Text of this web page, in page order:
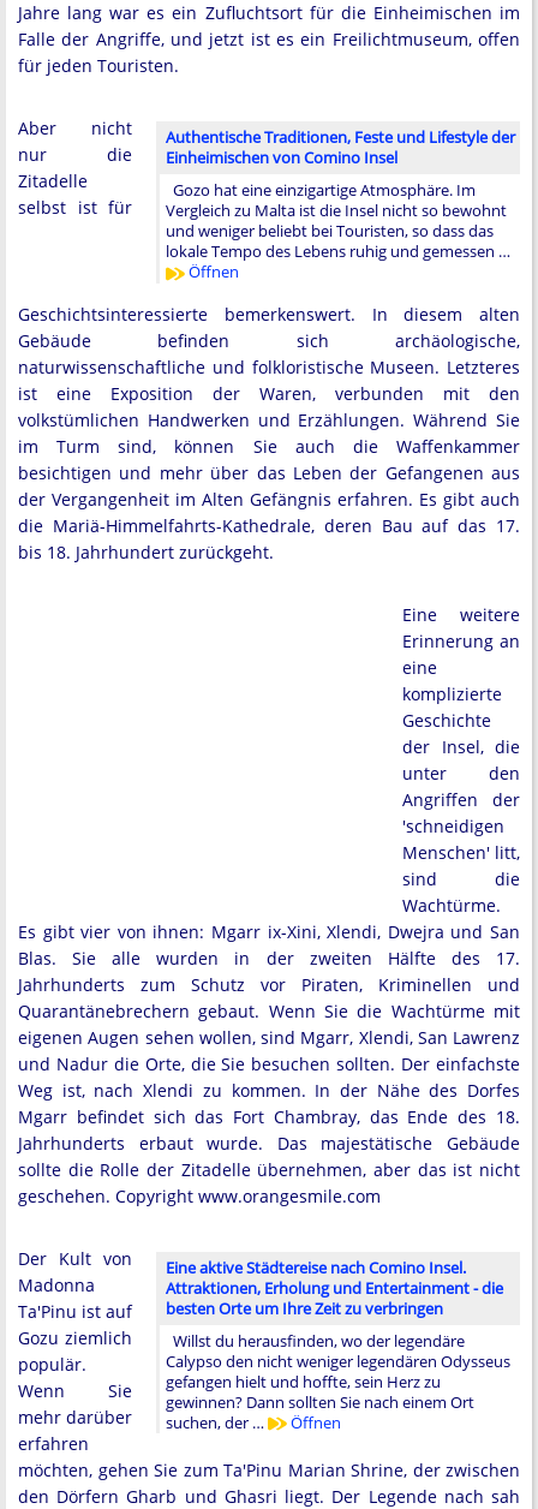
Jahre lang war es ein Zufluchtsort für die Einheimischen im
Falle der Angriffe, und jetzt ist es ein Freilichtmuseum, offen
für jeden Touristen.
Authentische Traditionen, Feste und Lifestyle der
Einheimischen von Comino Insel
Gozo hat eine einzigartige Atmosphäre. Im
Vergleich zu Malta ist die Insel nicht so bewohnt
und weniger beliebt bei Touristen, so dass das
lokale Tempo des Lebens ruhig und gemessen …
Öffnen
Aber nicht
nur die
Zitadelle
selbst ist für
Geschichtsinteressierte bemerkenswert. In diesem alten
Gebäude befinden sich archäologische,
naturwissenschaftliche und folkloristische Museen. Letzteres
ist eine Exposition der Waren, verbunden mit den
volkstümlichen Handwerken und Erzählungen. Während Sie
im Turm sind, können Sie auch die Waffenkammer
besichtigen und mehr über das Leben der Gefangenen aus
der Vergangenheit im Alten Gefängnis erfahren. Es gibt auch
die Mariä-Himmelfahrts-Kathedrale, deren Bau auf das 17.
bis 18. Jahrhundert zurückgeht.
Eine weitere
Erinnerung an
eine
komplizierte
Geschichte
der Insel, die
unter den
Angriffen der
'schneidigen
Menschen' litt,
sind die
Wachtürme.
Es gibt vier von ihnen: Mgarr ix-Xini, Xlendi, Dwejra und San
Blas. Sie alle wurden in der zweiten Hälfte des 17.
Jahrhunderts zum Schutz vor Piraten, Kriminellen und
Quarantänebrechern gebaut. Wenn Sie die Wachtürme mit
eigenen Augen sehen wollen, sind Mgarr, Xlendi, San Lawrenz
und Nadur die Orte, die Sie besuchen sollten. Der einfachste
Weg ist, nach Xlendi zu kommen. In der Nähe des Dorfes
Mgarr befindet sich das Fort Chambray, das Ende des 18.
Jahrhunderts erbaut wurde. Das majestätische Gebäude
sollte die Rolle der Zitadelle übernehmen, aber das ist nicht
geschehen. Copyright www.orangesmile.com
Eine aktive Städtereise nach Comino Insel.
Attraktionen, Erholung und Entertainment - die
besten Orte um Ihre Zeit zu verbringen
Willst du herausfinden, wo der legendäre
Calypso den nicht weniger legendären Odysseus
gefangen hielt und hoffte, sein Herz zu
gewinnen? Dann sollten Sie nach einem Ort
suchen, der …
Öffnen
Der Kult von
Madonna
Ta'Pinu ist auf
Gozu ziemlich
populär.
Wenn Sie
mehr darüber
erfahren
möchten, gehen Sie zum Ta'Pinu Marian Shrine, der zwischen
den Dörfern Gharb und Ghasri liegt. Der Legende nach sah